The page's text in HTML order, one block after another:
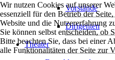
Vorstände
Dirigenten
Theater
Wir nutzen Cookies auf unserer
essenziell für den Betrieb der
Website und die Nutzererfahrung
Sie können selbst entscheiden, ob
Bitte beachten Sie, dass bei einer
alle Funktionalitäten der Seite zur